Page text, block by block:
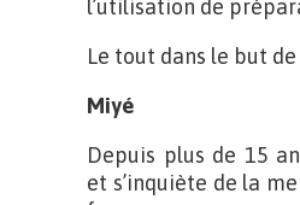
l’utilisation de
Le tout dans le but
Miyé
Depuis plus de 15
et s’inquiète de la